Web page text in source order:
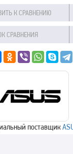
К СРАВНЕНИЮ
СРАВНЕНИЯ
поставщик